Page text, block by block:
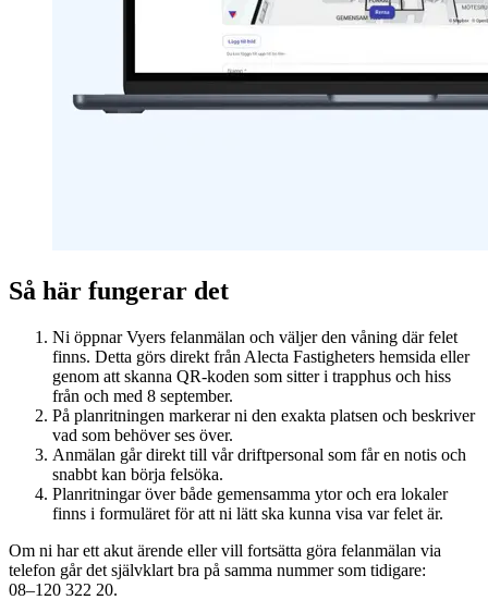
Så här fungerar det
Ni öppnar Vyers felanmälan och väljer den våning där felet
finns. Detta görs direkt från Alecta Fastigheters hemsida eller
genom att skanna QR-koden som sitter i trapphus och hiss
från och med 8 september.
På planritningen markerar ni den exakta platsen och beskriver
vad som behöver ses över.
Anmälan går direkt till vår driftpersonal som får en notis och
snabbt kan börja felsöka.
Planritningar över både gemensamma ytor och era lokaler
finns i formuläret för att ni lätt ska kunna visa var felet är.
Om ni har ett akut ärende eller vill fortsätta göra felanmälan via
telefon går det självklart bra på samma nummer som tidigare:
08–120 322 20.